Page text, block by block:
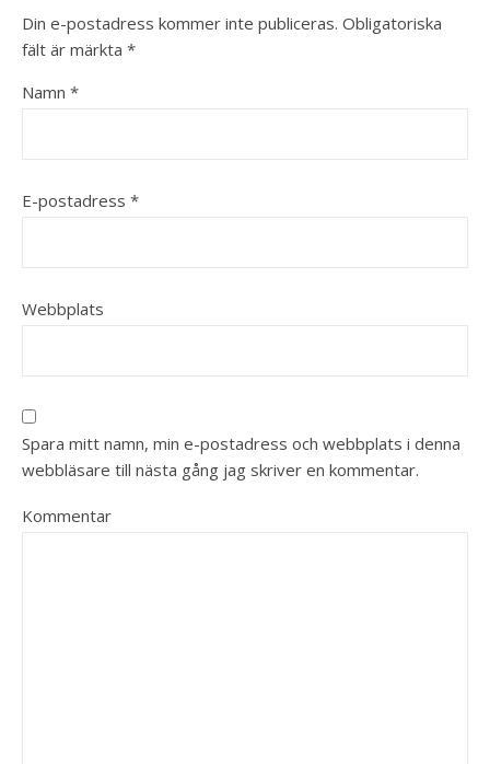
Din e-postadress kommer inte publiceras. Obligatoriska
fält är märkta *
Namn *
E-postadress *
Webbplats
Spara mitt namn, min e-postadress och webbplats i denna
webbläsare till nästa gång jag skriver en kommentar.
Kommentar